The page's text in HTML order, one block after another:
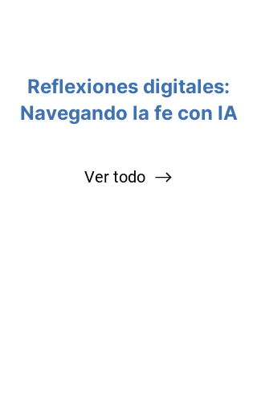
Reflexiones digitales:
Navegando la fe con IA
Ver todo